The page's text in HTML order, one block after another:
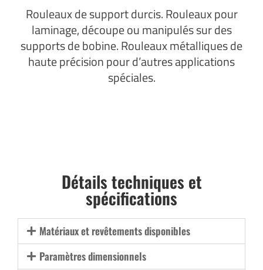
Rouleaux de support durcis. Rouleaux pour
laminage, découpe ou manipulés sur des
supports de bobine. Rouleaux métalliques de
haute précision pour d’autres applications
spéciales.
Détails techniques et
spécifications
Matériaux et revêtements disponibles
Paramètres dimensionnels